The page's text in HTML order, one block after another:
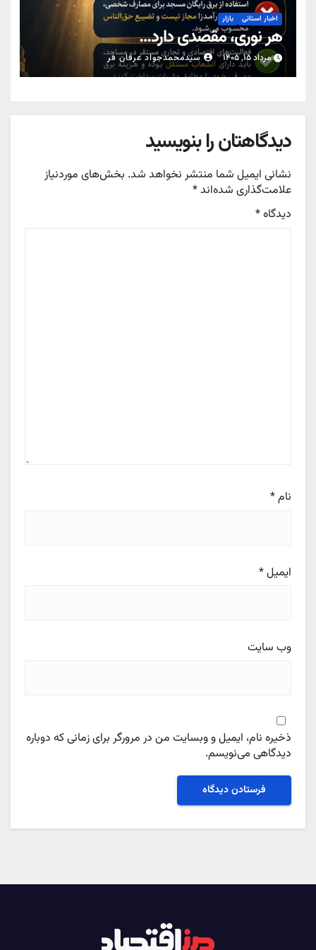
اخبار استانی بازار
هر نوری، مقصدی دارد…
مرداد ۱۵, ۱۴۰۵ سیدمحمدجواد عرفان فر
دیدگاهتان را بنویسید
نشانی ایمیل شما منتشر نخواهد شد. بخش‌های موردنیاز
علامت‌گذاری شده‌اند*
دیدگاه*
نام*
ایمیل*
وب‌ سایت
ذخیره نام، ایمیل و وبسایت من در مرورگر برای زمانی که دوباره
دیدگاهی می‌نویسم.